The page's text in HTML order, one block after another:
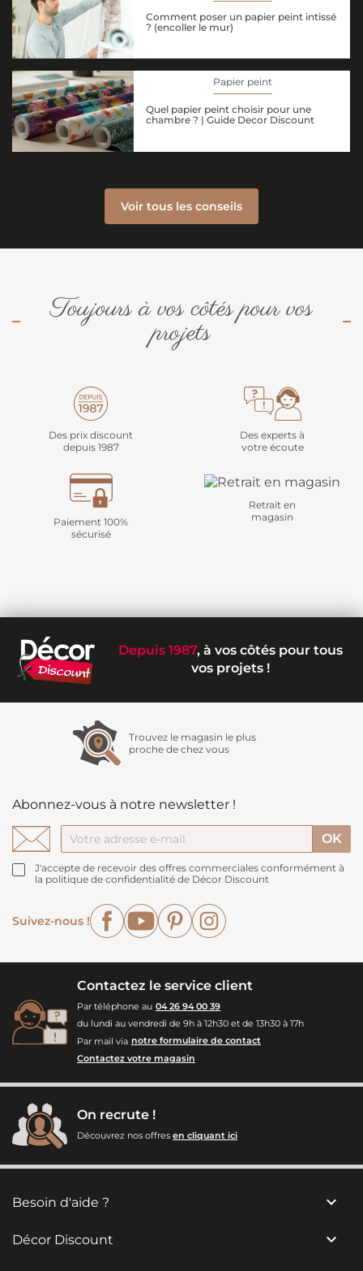
Comment poser un papier peint intissé
? (encoller le mur)
Papier peint
Quel papier peint choisir pour une
chambre ? | Guide Decor Discount
Voir tous les conseils
Toujours à vos côtés pour vos
projets
Des prix discount
depuis 1987
Des experts à
votre écoute
Paiement 100%
sécurisé
Retrait en
magasin
Depuis 1987, à vos côtés pour tous
vos projets !
Trouvez le magasin le plus
proche de chez vous
Abonnez-vous à notre newsletter !
J'accepte de recevoir des offres commerciales conformément à
la politique de confidentialité de Décor Discount
Suivez-nous !
FacebookYouTubePinterest
Contactez le service client
Par téléphone au 04 26 94 00 39
du lundi au vendredi de 9h à 12h30 et de 13h30 à 17h
Par mail via notre formulaire de contact
Contactez votre magasin
On recrute !
Découvrez nos offres en cliquant ici
Besoin d'aide ? 
Décor Discount 